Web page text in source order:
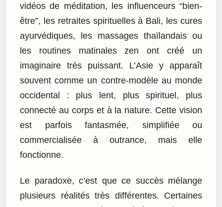
vidéos de méditation, les influenceurs “bien-
être”, les retraites spirituelles à Bali, les cures
ayurvédiques, les massages thaïlandais ou
les routines matinales zen ont créé un
imaginaire très puissant. L’Asie y apparaît
souvent comme un contre-modèle au monde
occidental : plus lent, plus spirituel, plus
connecté au corps et à la nature. Cette vision
est parfois fantasmée, simplifiée ou
commercialisée à outrance, mais elle
fonctionne.
Le paradoxe, c’est que ce succès mélange
plusieurs réalités très différentes. Certaines